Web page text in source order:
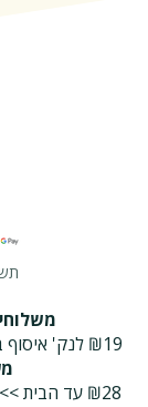
₪19 לנק' איסוף בכל הארץ >>
₪28 עד הבית >>